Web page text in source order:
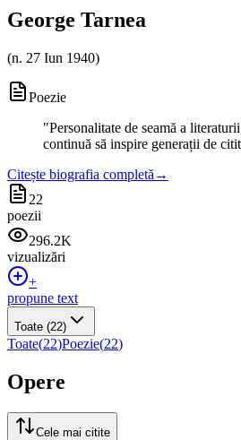
George Tarnea
(n. 27 Iun 1940)
Poezie
"Personalitate de seamă a
continuă să inspire generații de
Citește biografia completă →
22
poezii
296.2K
vizualizări
+
propune text
Toate (22)
Toate(22)Poezie(22)
Opere
Cele mai citite